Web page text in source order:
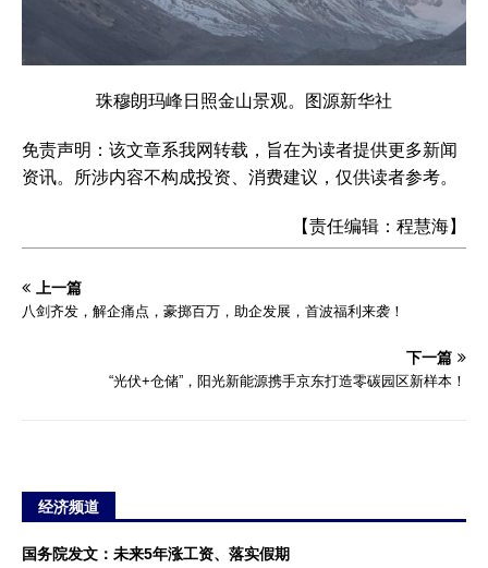
珠穆朗玛峰日照金山景观。图源新华社
免责声明：该文章系我网转载，旨在为读者提供更多新闻
资讯。所涉内容不构成投资、消费建议，仅供读者参考。
【责任编辑：程慧海】
上一篇
八剑齐发，解企痛点，豪掷百万，助企发展，首波福利来袭！
下一篇
“光伏+仓储”，‌阳光新能源携手京东打造零碳园区新样本！
经济频道
国务院发文：未来5年涨工资、落实假期